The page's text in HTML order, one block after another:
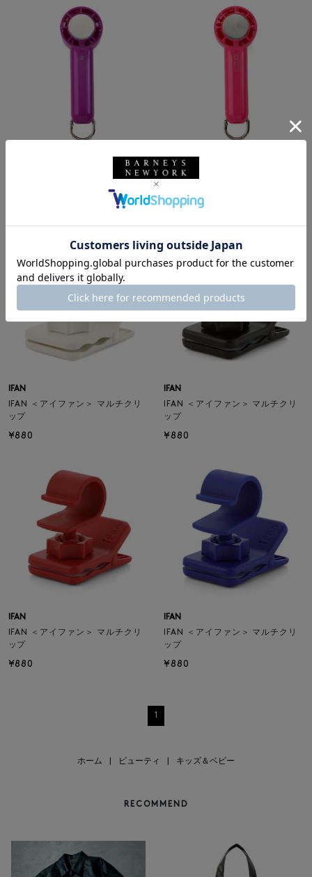
IFAN ＜アイファン＞ ハンディフ
IFAN
IFAN ＜アイファン＞ ハンディフ
¥2,420
IFAN
IFAN ＜アイファン＞ マルチクリ
ップ
¥880
IFAN
IFAN ＜アイファン＞ マルチクリ
ップ
¥880
IFAN
IFAN ＜アイファン＞ マルチクリ
ップ
¥880
IFAN
IFAN ＜アイファン＞ マルチクリ
ップ
¥880
1
ホーム ビューティ キッズ＆ベビー
RECOMMEND